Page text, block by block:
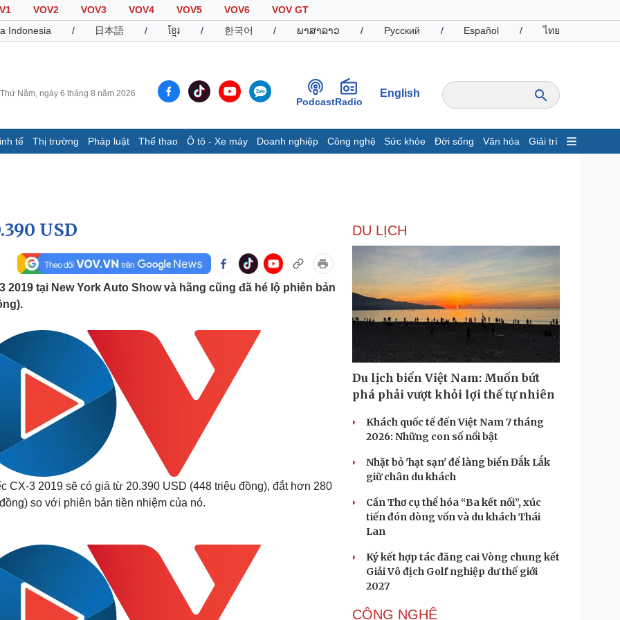
VOV2 VOV3 VOV4 VOV5 VOV6
VOV GT
Indonesia / 日本語 / ខ្មែរ / 한국어 / ພາສາລາວ / Русский / Español / ไทย
Thứ Năm, ngày 6 tháng 8 năm 2026
PodcastRadio
English
tế Thị trường Pháp luật Thể thao Ô tô - Xe máy Doanh nghiệp Công nghệ Sức khỏe Đời sống Văn hóa Giải trí
Giá cà phê
Thể thao
Thế giới thể thao
Ô tô - Xe máy
Tư vấn
Doanh nghiệp
Thông tin doanh nghiệp
Doanh nghiệp 24h
Công nghệ
Sành điệu
Tin Công nghệ
Trải nghiệm
Văn hóa
Sân khấu - Điện ảnh
Văn học
Âm nhạc
Giải trí
Nghệ sĩ
Thời trang
Sao Việt
Podcast
Câu chuyện thời sự
Đọc truyện đêm khuya
Cửa sổ tình yêu
Hạt giống tâm hồn
USD
2019 tại New York Auto Show và hãng cũng đã hé lộ phiên bản
CX-3 2019 sẽ có giá từ 20.390 USD (448 triệu đồng), đắt hơn 280
so với phiên bản tiền nhiệm của nó.
DU LỊCH
Du lịch biển Việt Nam: Muốn bứt
phá phải vượt khỏi lợi thế tự nhiên
Khách quốc tế đến Việt Nam 7 tháng
2026: Những con số nổi bật
Nhặt bỏ 'hạt sạn' để làng biển Đắk Lắk
giữ chân du khách
Cần Thơ cụ thể hóa “Ba kết nối”, xúc
tiến đón dòng vốn và du khách Thái
Lan
Ký kết hợp tác đăng cai Vòng chung kết
Giải Vô địch Golf nghiệp dư thế giới
2027
CÔNG NGHỆ